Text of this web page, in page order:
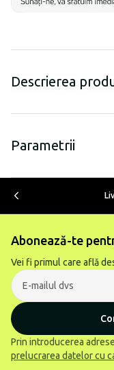
Descrierea
Parametrii
Abonează-te
Vei fi primul care află
Prin introducerea
prelucrarea datelor cu